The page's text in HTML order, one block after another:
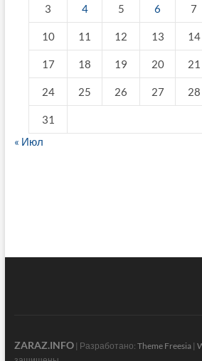
3 4 5 6 7
10 11 12 13 14
17 18 19 20 21
24 25 26 27 28
31
« Июл
ZARAZ.INFO| Разработано: Theme Freesia|